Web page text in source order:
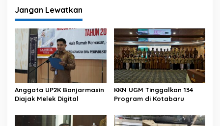
s
Jangan Lewatkan
Anggota UP2K Banjarmasin
Diajak Melek Digital
KKN UGM Tinggalkan 134
Program di Kotabaru